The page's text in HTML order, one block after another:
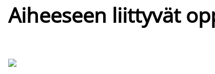
Aiheeseen liittyvät